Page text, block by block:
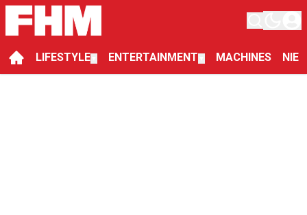
LIFESTYLE ENTERTAINMENT MACHINES